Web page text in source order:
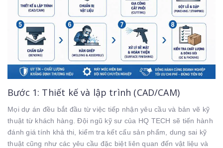
Bước 1: Thiết kế và lập trình (CAD/CAM)
Mọi dự án đều bắt đầu từ việc tiếp nhận yêu cầu và bản vẽ kỹ
thuật từ khách hàng. Đội ngũ kỹ sư của HQ TECH sẽ tiến hành
đánh giá tính khả thi, kiểm tra kết cấu sản phẩm, dung sai kỹ
thuật cũng như các yêu cầu đặc biệt liên quan đến vật liệu và